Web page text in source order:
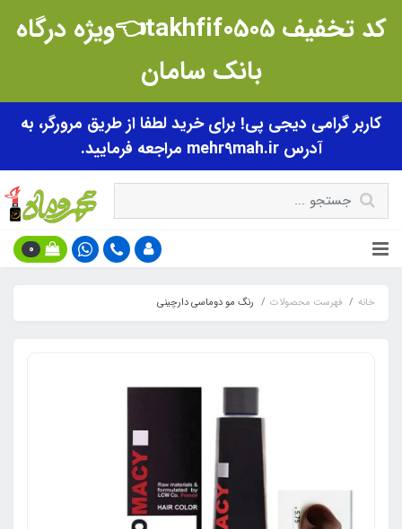
کد تخفیف takhfif0505👈ویژه درگاه
بانک سامان
کاربر گرامی دیجی پی! برای خرید لطفا از طریق مرورگر، به
آدرس mehr9mah.ir مراجعه فرمایید.
0
خانه فهرست محصولات رنگ مو دوماسی دارچینی